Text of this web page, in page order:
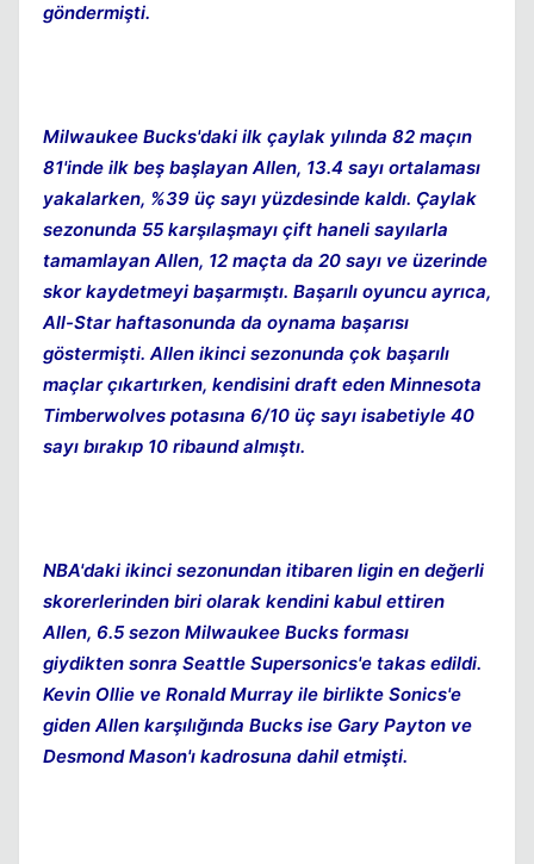
göndermişti.
Milwaukee Bucks'daki ilk çaylak yılında 82 maçın
81'inde ilk beş başlayan Allen, 13.4 sayı ortalaması
yakalarken, %39 üç sayı yüzdesinde kaldı. Çaylak
sezonunda 55 karşılaşmayı çift haneli sayılarla
tamamlayan Allen, 12 maçta da 20 sayı ve üzerinde
skor kaydetmeyi başarmıştı. Başarılı oyuncu ayrıca,
All-Star haftasonunda da oynama başarısı
göstermişti. Allen ikinci sezonunda çok başarılı
maçlar çıkartırken, kendisini draft eden Minnesota
Timberwolves potasına 6/10 üç sayı isabetiyle 40
sayı bırakıp 10 ribaund almıştı.
NBA'daki ikinci sezonundan itibaren ligin en değerli
skorerlerinden biri olarak kendini kabul ettiren
Allen, 6.5 sezon Milwaukee Bucks forması
giydikten sonra Seattle Supersonics'e takas edildi.
Kevin Ollie ve Ronald Murray ile birlikte Sonics'e
giden Allen karşılığında Bucks ise Gary Payton ve
Desmond Mason'ı kadrosuna dahil etmişti.